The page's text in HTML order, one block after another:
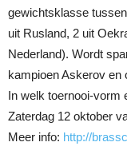
gewichtsklasse
uit Rusland, 2 uit
Nederland). Wordt
kampioen Askerov en
In welk toernooi-vorm
Zaterdag 12 oktober
Meer info: http://